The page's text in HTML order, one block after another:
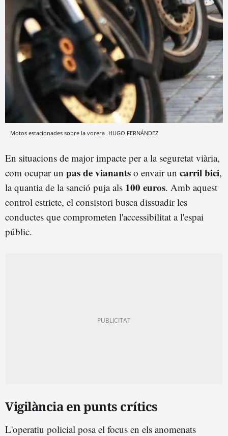
Motos estacionades sobre la vorera HUGO FERNÁNDEZ
En situacions de major impacte per a la seguretat viària,
com ocupar un pas de vianants o envair un carril bici,
la quantia de la sanció puja als 100 euros. Amb aquest
control estricte, el consistori busca dissuadir les
conductes que comprometen l'accessibilitat a l'espai
públic.
Vigilància en punts crítics
L'operatiu policial posa el focus en els anomenats